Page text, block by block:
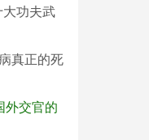
功夫武
真正的死
外交官的